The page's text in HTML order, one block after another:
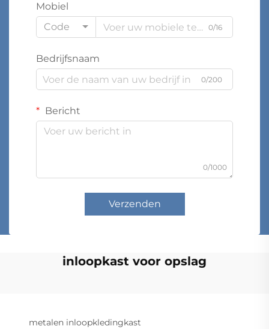
Mobiel
Code
0/16
Bedrijfsnaam
0/200
Bericht
0/1000
Verzenden
inloopkast voor opslag
metalen inloopkledingkast